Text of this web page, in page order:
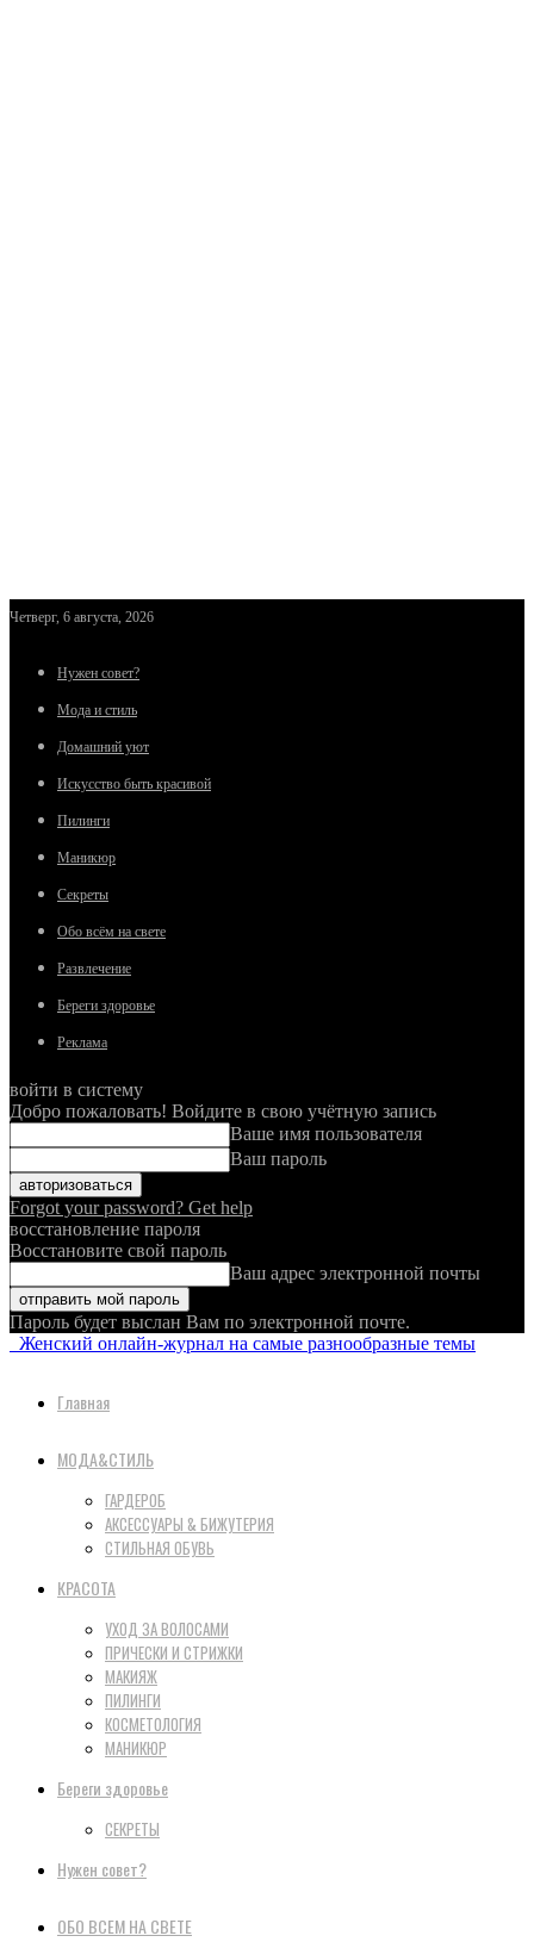
Четверг, 6 августа, 2026
Нужен совет?
Мода и стиль
Домашний уют
Искусство быть красивой
Пилинги
Маникюр
Секреты
Обо всём на свете
Развлечение
Береги здоровье
Реклама
войти в систему
Добро пожаловать! Войдите в свою учётную запись
Ваше имя пользователя
Ваш пароль
Forgot your password? Get help
восстановление пароля
Восстановите свой пароль
Ваш адрес электронной почты
Пароль будет выслан Вам по электронной почте.
Женский онлайн-журнал на самые разнообразные темы
Главная
МОДА&СТИЛЬ
ГАРДЕРОБ
АКСЕССУАРЫ & БИЖУТЕРИЯ
СТИЛЬНАЯ ОБУВЬ
КРАСОТА
УХОД ЗА ВОЛОСАМИ
ПРИЧЕСКИ И СТРИЖКИ
МАКИЯЖ
ПИЛИНГИ
КОСМЕТОЛОГИЯ
МАНИКЮР
Береги здоровье
СЕКРЕТЫ
Нужен совет?
ОБО ВСЕМ НА СВЕТЕ